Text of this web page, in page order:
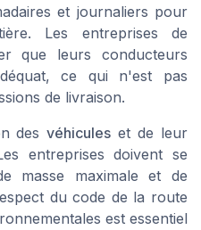
et journaliers pour
Les entreprises de
que leurs conducteurs
ce qui n'est pas
de livraison.
desvéhicules et de leur
entreprises doivent se
masse maximale et de
ducode de la route
est essentiel